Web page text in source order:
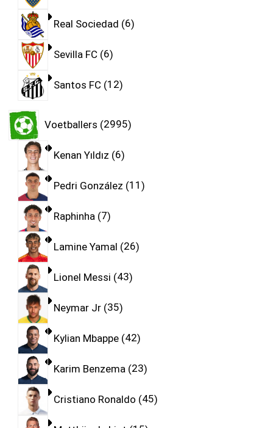
Real Sociedad 6
Sevilla FC 6
Santos FC 12
Voetballers 2995
Kenan Yıldız 6
Pedri González 11
Raphinha 7
Lamine Yamal 26
Lionel Messi 43
Neymar Jr 35
Kylian Mbappe 42
Karim Benzema 23
Cristiano Ronaldo 45